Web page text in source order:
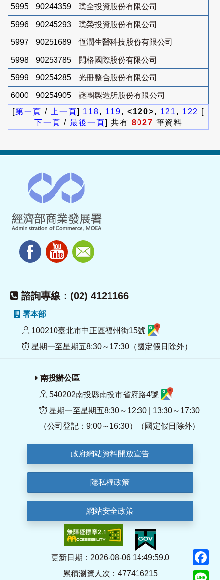
5995 90244359 璞全投資股份有限公司
5996 90245293 璞榮投資股份有限公司
5997 90251689 恆潤生醫科技股份有限公司
5998 90253785 闊格國際股份有限公司
5999 90254285 光冊整合股份有限公司
6000 90254905
謎團製造所股份有限公司
[第一頁 / 上一頁] 118, 119, <120>, 121 , 122
[
下一頁 / 最後一頁] 共有 8027 筆資料
諮詢專線：(02) 4121166
署本部
100210臺北市中正區福州街15號
星期一至星期五8:30～17:30（國定假日除外）
南投辦公區
540202南投縣南投市省府路4號
星期一至星期五8:30～12:30 | 13:30～17:30
（公司登記：9:00～16:30）（國定假日除外）
政府網站資料開放宣告
隱私權政策
網站安全政策
更新日期：2026-08-06 14:49:59.0
累積瀏覽人次：477416215